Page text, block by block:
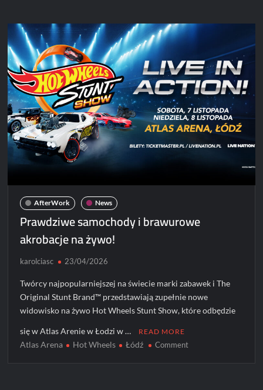
Punch
ogłasza
trasę
halową
AfterWork News
Prawdziwe samochody i brawurowe
akrobacje na żywo!
karolciasc 23/04/2026
Twórcy najpopularniejszej na świecie marki zabawek i The
Original Stunt Brand™ przedstawiają zupełnie nowe
widowisko na żywo Hot Wheels Stunt Show, które odbędzie
się w Atlas Arenie w Łodzi w … READ MORE
Atlas Arena Hot Wheels Łódź Commenton